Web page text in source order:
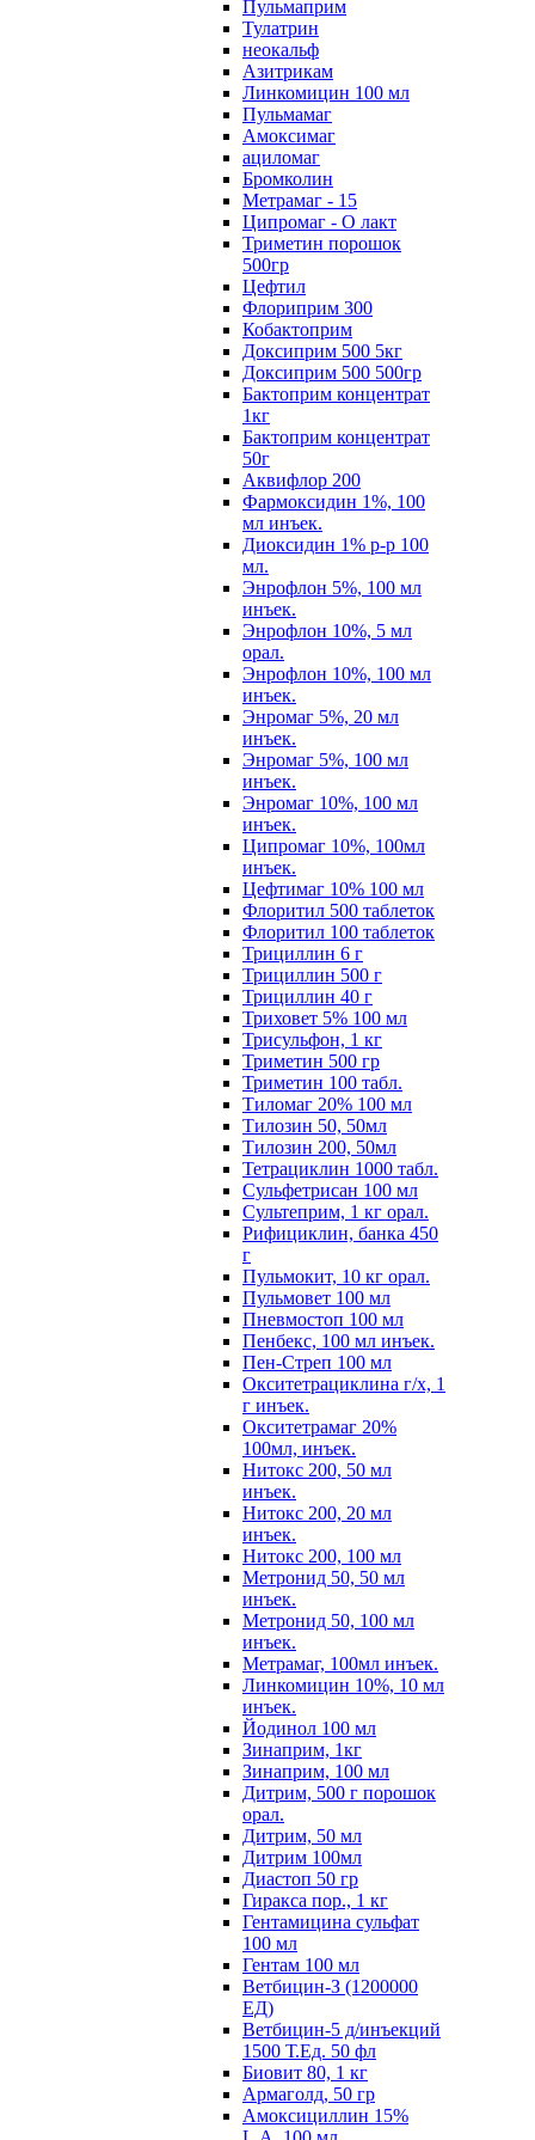
Пульмаприм
Тулатрин
неокальф
Азитрикам
Линкомицин 100 мл
Пульмамаг
Амоксимаг
ациломаг
Бромколин
Метрамаг - 15
Ципромаг - О лакт
Триметин порошок
500гр
Цефтил
Флориприм 300
Кобактоприм
Доксиприм 500 5кг
Доксиприм 500 500гр
Бактоприм концентрат
1кг
Бактоприм концентрат
50г
Аквифлор 200
Фармоксидин 1%, 100
мл инъек.
Диоксидин 1% р-р 100
мл.
Энрофлон 5%, 100 мл
инъек.
Энрофлон 10%, 5 мл
орал.
Энрофлон 10%, 100 мл
инъек.
Энромаг 5%, 20 мл
инъек.
Энромаг 5%, 100 мл
инъек.
Энромаг 10%, 100 мл
инъек.
Ципромаг 10%, 100мл
инъек.
Цефтимаг 10% 100 мл
Флоритил 500 таблеток
Флоритил 100 таблеток
Трициллин 6 г
Трициллин 500 г
Трициллин 40 г
Триховет 5% 100 мл
Трисульфон, 1 кг
Триметин 500 гр
Триметин 100 табл.
Тиломаг 20% 100 мл
Тилозин 50, 50мл
Тилозин 200, 50мл
Тетрациклин 1000 табл.
Сульфетрисан 100 мл
Сультеприм, 1 кг орал.
Рифициклин, банка 450
г
Пульмокит, 10 кг орал.
Пульмовет 100 мл
Пневмостоп 100 мл
Пенбекс, 100 мл инъек.
Пен-Стреп 100 мл
Окситетрациклина г/х, 1
г инъек.
Окситетрамаг 20%
100мл, инъек.
Нитокс 200, 50 мл
инъек.
Нитокс 200, 20 мл
инъек.
Нитокс 200, 100 мл
Метронид 50, 50 мл
инъек.
Метронид 50, 100 мл
инъек.
Метрамаг, 100мл инъек.
Линкомицин 10%, 10 мл
инъек.
Йодинол 100 мл
Зинаприм, 1кг
Зинаприм, 100 мл
Дитрим, 500 г порошок
орал.
Дитрим, 50 мл
Дитрим 100мл
Диастоп 50 гр
Гиракса пор., 1 кг
Гентамицина сульфат
100 мл
Гентам 100 мл
Ветбицин-З (1200000
ЕД)
Ветбицин-5 д/инъекций
1500 Т.Ед. 50 фл
Биовит 80, 1 кг
Армаголд, 50 гр
Амоксициллин 15%